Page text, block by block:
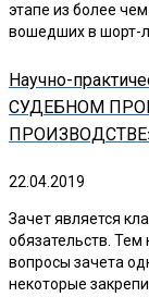
этапе из более
вошедших в шорт-
Научно-
СУДЕБНОМ
22.04.2019
Зачет является
обязательств. Тем
вопросы зачета
некоторые